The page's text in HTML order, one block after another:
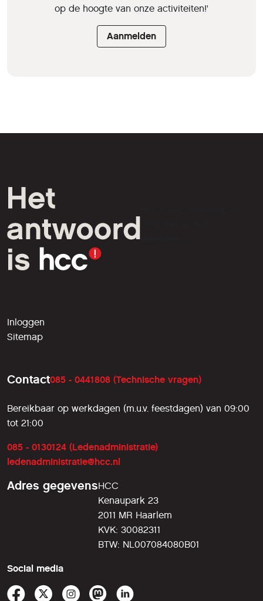
op de hoogte van onze activiteiten!'
Aanmelden
liefhebbers.
Inloggen
Sitemap
Contact085 - 0441808 (Technische vragen)
Bereikbaar op werkdagen (m.u.v. feestdagen) van 09:00
tot 21:00
085 - 0130124 (Ledenadministratie)
ledenadministratie@hcc.nl
Adres gegevensHCC
Kenaupark 23
2011 MR Haarlem
KVK: 30082311
BTW: NL007084080B01
Social media